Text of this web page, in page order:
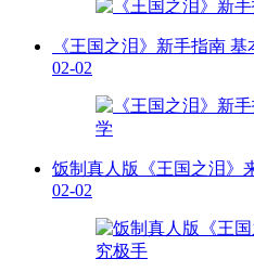
《王国之泪》新手指南
02-02
饭制真人版《王国之泪》
02-02